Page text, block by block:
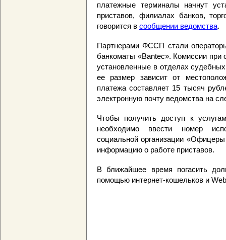
платежные терминалы начнут
приставов, филиалах банков,
говорится в сообщении ведомства.
Партнерами ФССП стали
банкоматы «Bantec». Комиссии при
установленные в отделах
ее размер зависит от
платежа составляет 15 тысяч
электронную почту ведомства на
Чтобы получить доступ к
необходимо ввести номер
социальной организации
информацию о работе приставов.
В ближайшее время погасить
помощью интернет-кошельков и